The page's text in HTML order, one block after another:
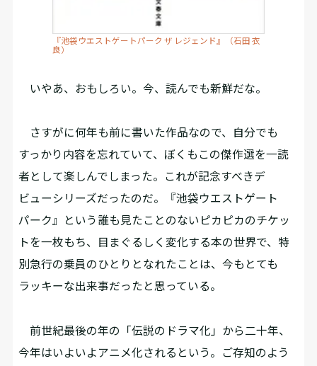
『池袋ウエストゲートパーク ザ レジェンド』（石田 衣
良）
いやあ、おもしろい。今、読んでも新鮮だな。
さすがに何年も前に書いた作品なので、自分でも
すっかり内容を忘れていて、ぼくもこの傑作選を一読
者として楽しんでしまった。これが記念すべきデ
ビューシリーズだったのだ。『池袋ウエストゲート
パーク』という誰も見たことのないピカピカのチケッ
トを一枚もち、目まぐるしく変化する本の世界で、特
別急行の乗員のひとりとなれたことは、今もとても
ラッキーな出来事だったと思っている。
前世紀最後の年の「伝説のドラマ化」から二十年、
今年はいよいよアニメ化されるという。ご存知のよう